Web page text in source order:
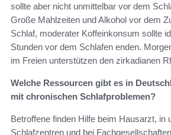
sollte aber nicht unmittelbar vor dem
Große Mahlzeiten und Alkohol vor dem
Schlaf, moderater Koffeinkonsum sollte
Stunden vor dem Schlafen enden.
im Freien unterstützen den zirkadianen
Welche Ressourcen gibt es in
mit chronischen Schlafproblemen?
Betroffene finden Hilfe beim Hausarzt, in
Schlafzentren und bei